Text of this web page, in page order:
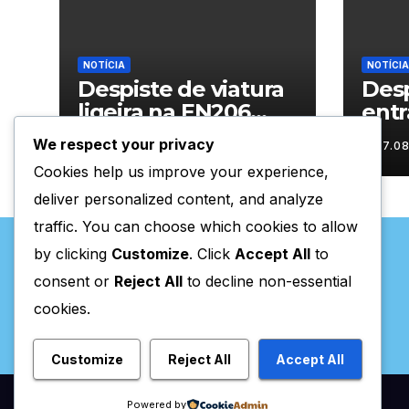
NOTÍCIA
Despiste de viatura
ligeira na EN206
junto ao
cruzamento Fornos
do Pinhal
07.08.2026
NOTÍCIA
Valpaços Online
We respect your privacy
Cookies help us improve your experience,
deliver personalized content, and analyze
traffic. You can choose which cookies to allow
by clicking Customize. Click Accept All to
consent or Reject All to decline non-essential
cookies.
Customize Reject All Accept All
Powered by